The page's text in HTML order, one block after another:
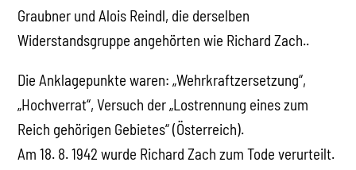
Graubner und Alois Reindl, die derselben
Widerstandsgruppe angehörten wie Richard Zach..
Die Anklagepunkte waren: „Wehrkraftzersetzung“,
„Hochverrat“, Versuch der „Lostrennung eines zum
Reich gehörigen Gebietes“ (Österreich).
Am 18. 8. 1942 wurde Richard Zach zum Tode verurteilt.